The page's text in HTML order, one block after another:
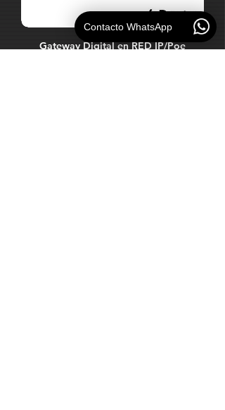
Gateway Digital en RED IP/Poe
Contacto WhatsApp